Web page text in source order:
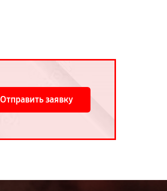
Отправить заявку